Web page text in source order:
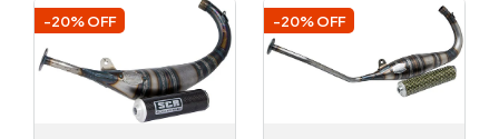
-20% OFF -20% OFF